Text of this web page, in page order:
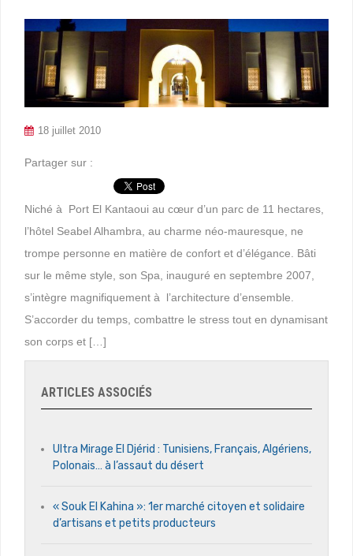
18 juillet 2010
Partager sur :
Niché à Port El Kantaoui au cœur d’un parc de 11 hectares,
l’hôtel Seabel Alhambra, au charme néo-mauresque, ne
trompe personne en matière de confort et d’élégance. Bâti
sur le même style, son Spa, inauguré en septembre 2007,
s’intègre magnifiquement à l’architecture d’ensemble.
S’accorder du temps, combattre le stress tout en dynamisant
son corps et […]
ARTICLES ASSOCIÉS
Ultra Mirage El Djérid : Tunisiens, Français, Algériens,
Polonais… à l’assaut du désert
« Souk El Kahina »: 1er marché citoyen et solidaire
d’artisans et petits producteurs